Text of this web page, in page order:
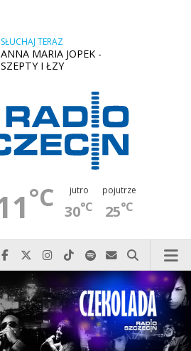
SŁUCHAJ TERAZ
ANNA MARIA JOPEK -
SZEPTY I ŁZY
°C jutro
30°C
pojutrze
25°C
Najlepiej po prostu do nas zadzwoń
Odwiedź nas na Facebook-u
Odwiedź nas na X
Odwiedź nas na Instagram-ie
Odwiedź nas na TikTok-u
Szukaj nas na Spotify
Wyślij do nas
Szukaj